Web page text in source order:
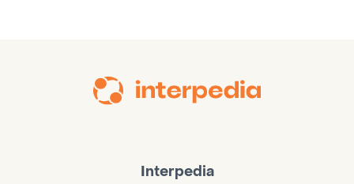
Interpedia